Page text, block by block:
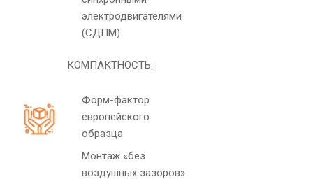
электродвигателями
(СДПМ)
КОМПАКТНОСТЬ:
Форм-фактор
европейского
образца
Монтаж «без
воздушных зазоров»